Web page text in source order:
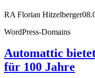
RA Florian Hitzelberger
WordPress-Domains
Automattic
für 100 Jahre